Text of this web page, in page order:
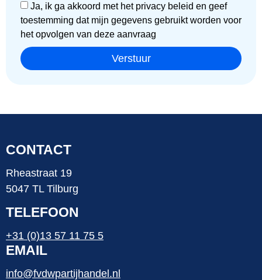
Ja, ik ga akkoord met het privacy beleid en geef
toestemming dat mijn gegevens gebruikt worden voor
het opvolgen van deze aanvraag
Verstuur
CONTACT
Rheastraat 19
5047 TL Tilburg
TELEFOON
+31 (0)13 57 11 75 5
EMAIL
info@fvdwpartijhandel.nl